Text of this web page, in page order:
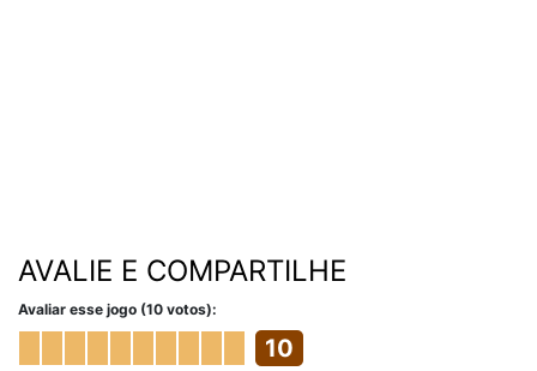
AVALIE E COMPARTILHE
Avaliar esse jogo (10 votos):
10